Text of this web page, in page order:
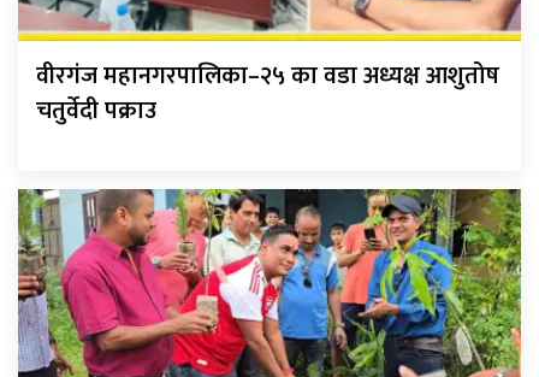
वीरगंज महानगरपालिका–२५ का वडा अध्यक्ष आशुतोष
चतुर्वेदी पक्राउ